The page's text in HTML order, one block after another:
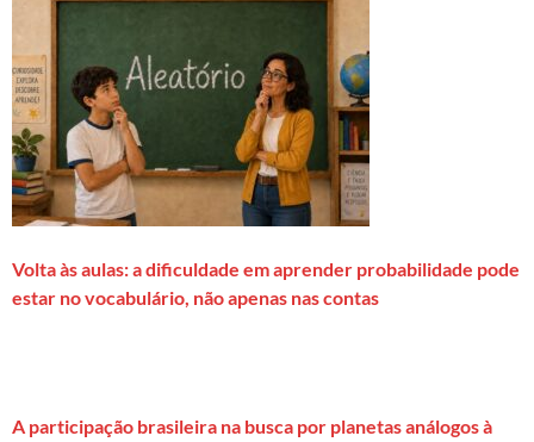
Volta às aulas: a dificuldade em aprender probabilidade pode
estar no vocabulário, não apenas nas contas
A participação brasileira na busca por planetas análogos à